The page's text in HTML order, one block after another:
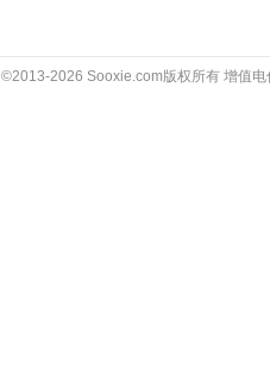
©2013-2026 Sooxie.com版权所有 增值